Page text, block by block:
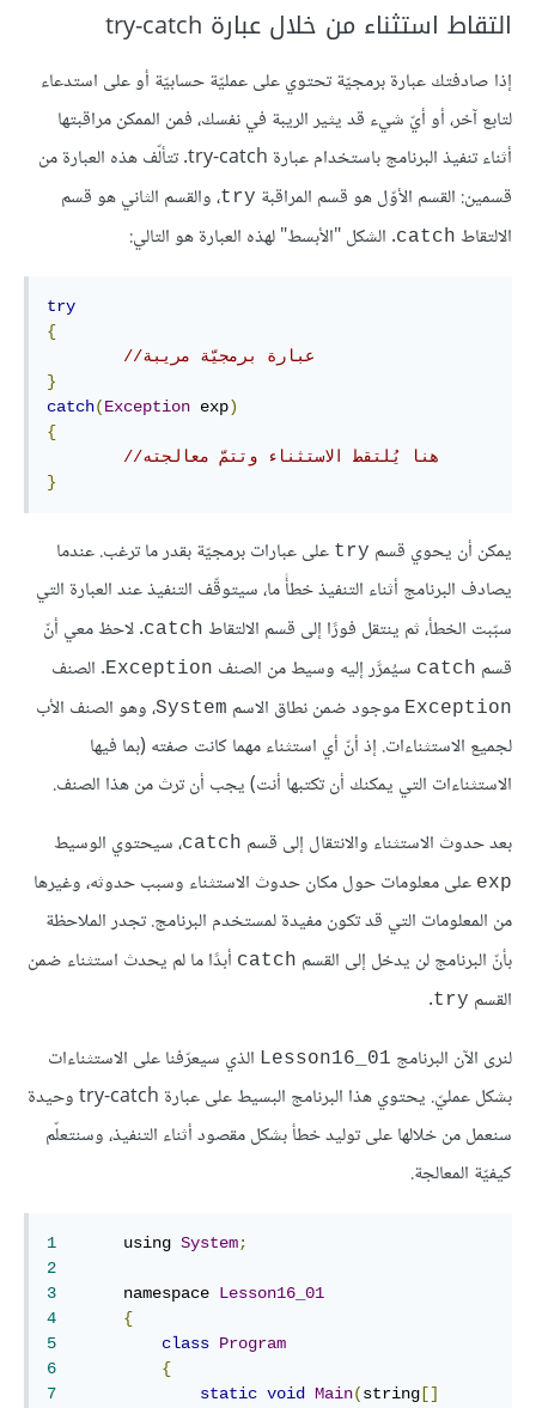
التقاط استثناء من خلال عبارة try-catch
إذا صادفتك عبارة برمجيّة تحتوي على عمليّة حسابيّة أو على استدعاء
لتابع آخر، أو أيّ شيء قد يثير الريبة في نفسك، فمن الممكن مراقبتها
أثناء تنفيذ البرنامج باستخدام عبارة try-catch. تتألّف هذه العبارة من
قسمين: القسم الأوّل هو قسم المراقبة try، والقسم الثاني هو قسم
الالتقاط catch. الشكل "الأبسط" لهذه العبارة هو التالي:
try
{
//عبارة برمجيّة مريبة
}
catch(Exception exp)
{
//هنا يُلتقط الاستثناء وتتمّ معالجته
}
يمكن أن يحوي قسم try على عبارات برمجيّة بقدر ما ترغب. عندما
يصادف البرنامج أثناء التنفيذ خطأً ما، سيتوقّف التنفيذ عند العبارة التي
سبّبت الخطأ، ثم ينتقل فورًا إلى قسم الالتقاط catch. لاحظ معي أنّ
قسم catch سيُمرَّر إليه وسيط من الصنف Exception. الصنف
Exception موجود ضمن نطاق الاسم System، وهو الصنف الأب
لجميع الاستثناءات. إذ أنّ أي استثناء مهما كانت صفته (بما فيها
الاستثناءات التي يمكنك أن تكتبها أنت) يجب أن ترث من هذا الصنف.
بعد حدوث الاستثناء والانتقال إلى قسم catch، سيحتوي الوسيط
exp على معلومات حول مكان حدوث الاستثناء وسبب حدوثه، وغيرها
من المعلومات التي قد تكون مفيدة لمستخدم البرنامج. تجدر الملاحظة
بأنّ البرنامج لن يدخل إلى القسم catch أبدًا ما لم يحدث استثناء ضمن
القسم try
.
لنرى الآن البرنامج Lesson16_01 الذي سيعرّفنا على الاستثناءات
بشكل عمليّ. يحتوي هذا البرنامج البسيط على عبارة try-catch وحيدة
سنعمل من خلالها على توليد خطأ بشكل مقصود أثناء التنفيذ، وسنتعلّم
كيفيّة المعالجة.
1
	using
System;
2
3
	namespace
Lesson16_01
4
{
5
class Program
6
{
7
static void Main(string []